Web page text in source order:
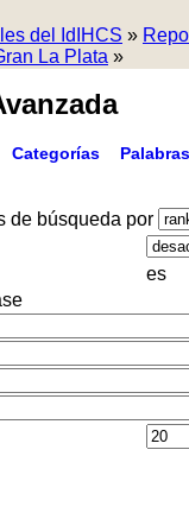
del IdIHCS »
La Plata »
Categorías
de búsqueda por
es